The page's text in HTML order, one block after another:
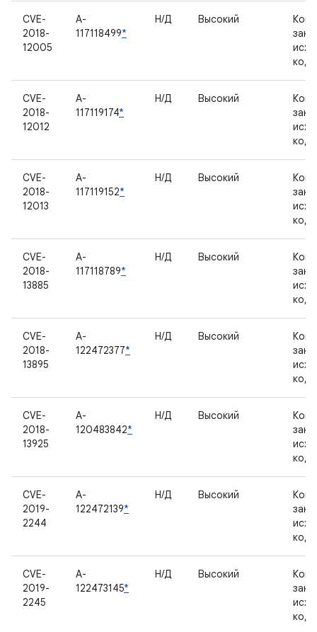
CVE-
2018-
12005
A-
117118499*
Н/Д Высокий
CVE-
2018-
12012
A-
117119174*
Н/Д Высокий
CVE-
2018-
12013
A-
117119152*
Н/Д Высокий
CVE-
2018-
13885
A-
117118789*
Н/Д Высокий
CVE-
2018-
13895
A-
122472377*
Н/Д Высокий
CVE-
2018-
13925
A-
120483842*
Н/Д Высокий
CVE-
2019-
2244
A-
122472139*
Н/Д Высокий
CVE-
2019-
2245
A-
122473145*
Н/Д Высокий